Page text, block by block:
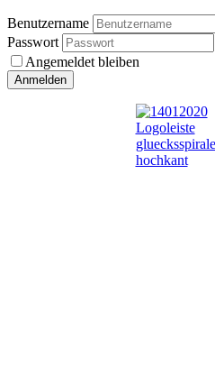
Benutzername
Passwort
Angemeldet bleiben